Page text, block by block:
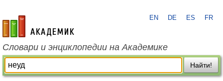
academic.ru
EN DE ES FR
Словари и энциклопедии на Академике
Найти!